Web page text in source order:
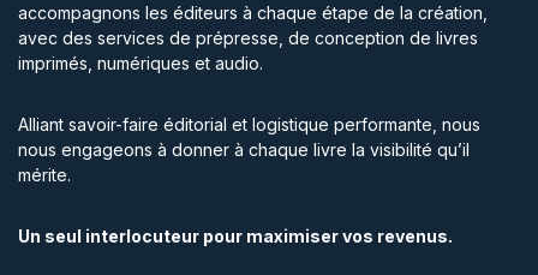
accompagnons les éditeurs à chaque étape de la création,
avec des services de prépresse, de conception de livres
imprimés, numériques et audio.
Alliant savoir-faire éditorial et logistique performante, nous
nous engageons à donner à chaque livre la visibilité qu’il
mérite.
Un seul interlocuteur pour maximiser vos revenus.